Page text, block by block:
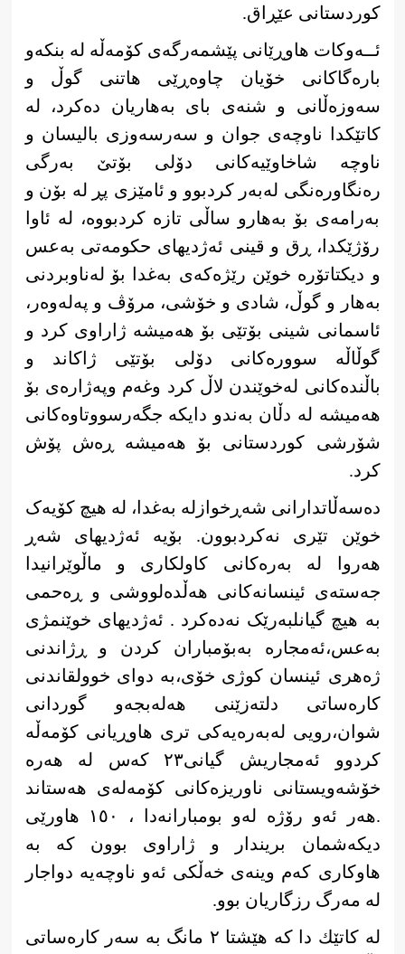
کوردستانی عێڕاق.
ئــەوکات هاوڕێانی پێشمەرگەی کۆمەڵە لە بنکەو
بارەگاکانی خۆیان چاوه‌ڕێی هاتنی گوڵ و
سه‌وزه‌ڵانی و شنه‌ی بای به‌هاریان ده‌كرد، له‌
كاتێكدا ناوچەی جوان و سه‌رسه‌وزی بالیسان و
ناوچە شاخاوێیەکانی دۆلی بۆتێ به‌رگی
ره‌نگاوره‌نگی له‌به‌ر كردبوو و ئامێزی پڕ له‌ بۆن و
به‌رامه‌ی بۆ بەهارو ساڵی تازه‌ كردبووه‌، له‌ ئاوا
رۆژێكدا، ڕق و قینی ئه‌ژدیهای حكومه‌تی به‌عس
و دیكتاتۆره‌ خوێن رێژه‌كه‌ی بەغدا بۆ له‌ناوبردنی
به‌هار و گوڵ، شادی و خۆشی، مرۆڤ و په‌له‌وه‌ر،
ئاسمانی شینی بۆتێی بۆ هه‌میشه‌ ژاراوی كرد و
گوڵاڵه‌ سووره‌كانی دۆلی بۆتێی ژاكاند و
باڵنده‌كانی له‌خوێندن لاڵ كرد وغەم وپەژارەی بۆ
هه‌میشه‌ له‌ دڵان بەندو دایکە جگەرسووتاوەکانی
شۆرشی کوردستانی بۆ هەمیشە ڕەش پۆش
کرد.
ده‌سه‌ڵاتدارانی شه‌ڕخوازله‌ به‌غدا، لە هیچ کۆیەک
خوێن تێری نه‌كردبوون. بۆیە ئه‌ژدیهای شه‌ڕ
هه‌روا له‌ به‌ره‌كانی كاولكاری و ماڵوێرانیدا
جه‌سته‌ی ئینسانه‌كانی هه‌ڵده‌لووشی و ڕەحمی
بە هیچ گیانلبەرێک نەدەکرد .‌ ئه‌ژدیهای خوێنمژی
به‌عس،ئەمجارە به‌بۆمباران كردن و ڕژاندنی
ژه‌هری ئینسان كوژی خۆی،بە دوای خوولقاندنی
کارەساتی دلتەزێنی هەلەبجەو گوردانی
شوان،رویی لەبەرەیەکی تری هاوڕیانی کۆمەڵە
کردوو ئەمجاریش گیانی٢٣ کەس لە هەرە
خۆشەویستانی ناوریزەکانی کۆمەلەی هەستاند
.هەر ئەو رۆژە لەو بومبارانەدا ، ١٥٠ هاورێی
دیكەشمان بریندار و ژاراوی بوون كە بە
هاوكاری كەم وینەی خەڵكی ئەو ناوچەیە دواجار
لە مەرگ رزگاریان بوو.
لە كاتێك دا كە هێشتا ٢ مانگ بە سەر كارەساتی